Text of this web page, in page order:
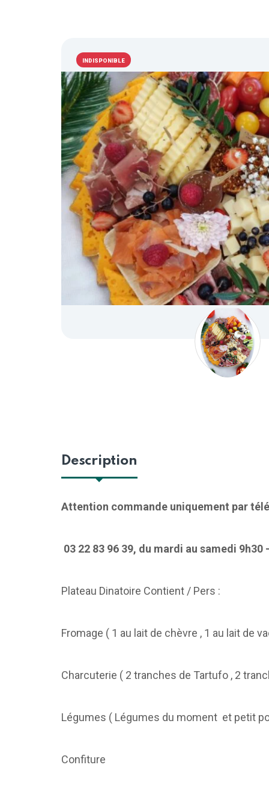
INDISPONIBLE
Description
Attention commande uniquement
03 22 83 96 39, du mardi au samedi 9h30
Plateau Dinatoire Contient / Pers :
Fromage ( 1 au lait de chèvre , 1 au lait de
Charcuterie ( 2 tranches de Tartufo , 2
Légumes ( Légumes du moment et petit
Confiture